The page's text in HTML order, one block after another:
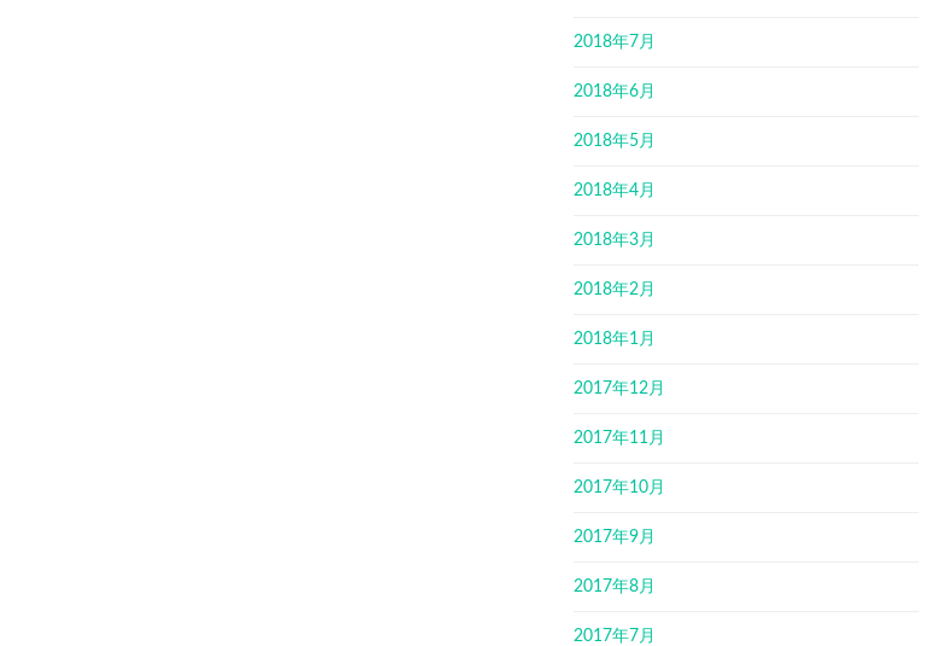
2018年7月
2018年6月
2018年5月
2018年4月
2018年3月
2018年2月
2018年1月
2017年12月
2017年11月
2017年10月
2017年9月
2017年8月
2017年7月